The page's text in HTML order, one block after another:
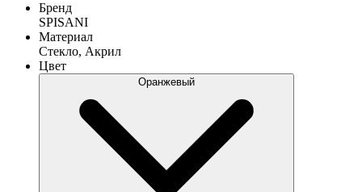
Бренд
SPISANI
Материал
Стекло, Акрил
Цвет
Оранжевый